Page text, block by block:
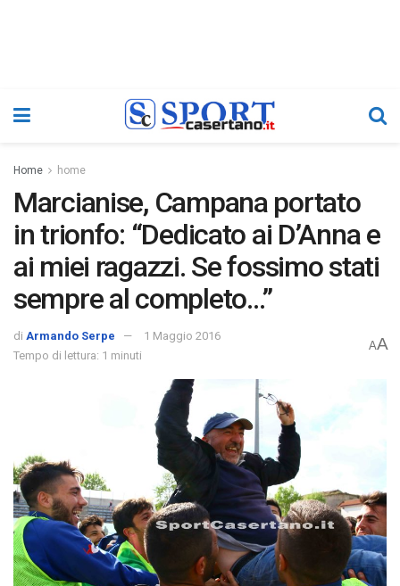
Home home
Marcianise, Campana portato
in trionfo: “Dedicato ai D’Anna e
ai miei ragazzi. Se fossimo stati
sempre al completo…”
di Armando Serpe
1 Maggio 2016
Tempo di lettura: 1 minuti
AA